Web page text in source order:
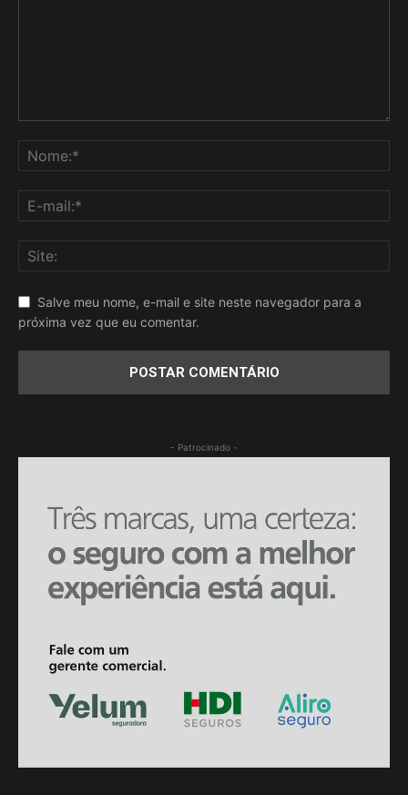
Salve meu nome, e-mail e site neste navegador para a
próxima vez que eu comentar.
- Patrocinado -